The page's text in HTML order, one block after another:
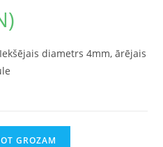
diametrs 4mm, ārējais
GROZAM